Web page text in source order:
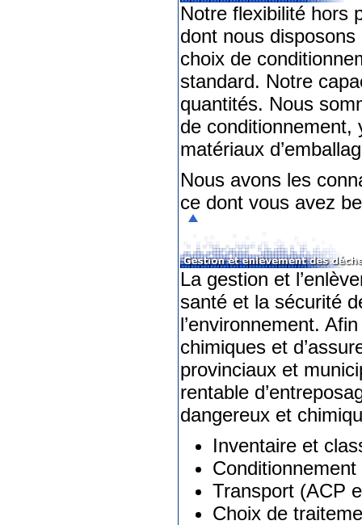
Notre flexibilité hors
dont nous
choix de
standard. Notre
quantités. Nous
de conditionnement,
matériaux
Nous avons les
ce dont vous avez
La gestion et
santé et la sécurité
l’environnement.
chimiques et
provinciaux et
rentable
dangereux et
Inventaire et
Transport (ACP
Choix de